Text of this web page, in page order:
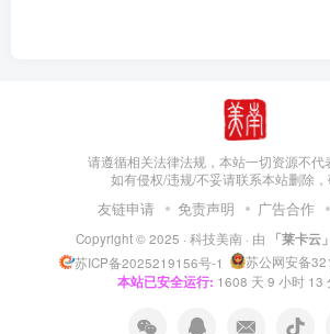
请遵循相关法律法规，本站一切资源不代
如有侵权/违规/不妥请联系本站删除
友链申请 免责声明 广告合作
Copyright © 2025 · 科技美南 · 由 「莱卡云」
苏ICP备2025219156号-1
苏公网安备
本站已安全运行: 1608 天 9 小时 13